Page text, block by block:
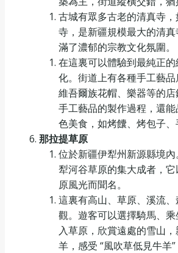
古城有眾多古老的清真寺
寺，是新疆規模最大的清
滿了濃郁的宗教文化氛圍。
在這裏可以體驗到最純正
化。街道上有各種手工藝品
維吾爾族花帽、樂器等的
手工藝品的製作過程，還
色美食，如烤饢、烤包子、
那拉提草原
位於新疆伊犁州新源縣境
犁河谷草原的集大成者，它
原風光而聞名。
這裏有高山、草原、溪流
觀。遊客可以選擇騎馬、乘
入草原，欣賞遠處的雪山
羊，感受 “風吹草低見牛羊”